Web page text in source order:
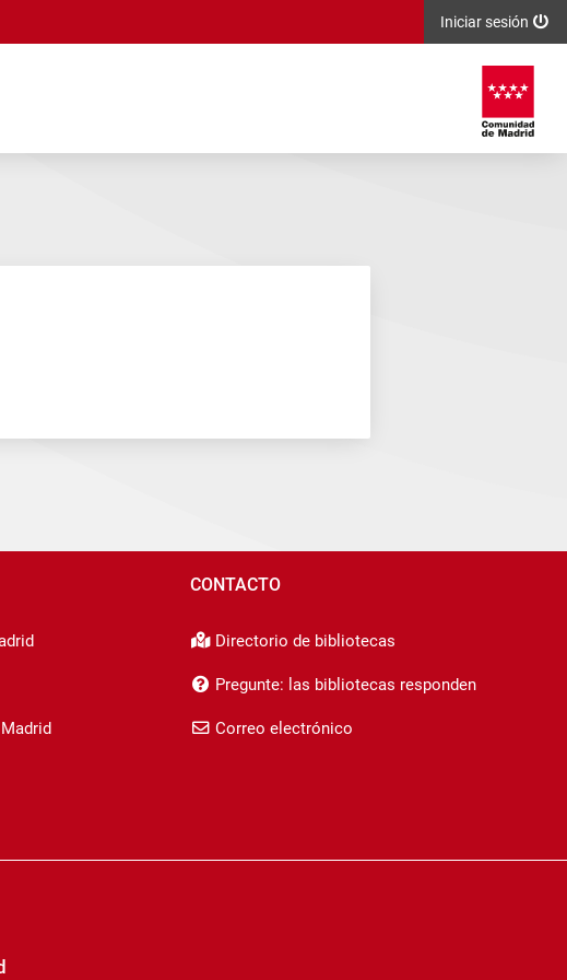
Iniciar sesión
CONTACTO
Directorio de bibliotecas
Pregunte: las bibliotecas responden
Correo electrónico